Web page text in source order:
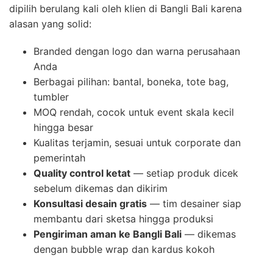
dipilih berulang kali oleh klien di Bangli Bali karena
alasan yang solid:
Branded dengan logo dan warna perusahaan
Anda
Berbagai pilihan: bantal, boneka, tote bag,
tumbler
MOQ rendah, cocok untuk event skala kecil
hingga besar
Kualitas terjamin, sesuai untuk corporate dan
pemerintah
Quality control ketat — setiap produk dicek
sebelum dikemas dan dikirim
Konsultasi desain gratis — tim desainer siap
membantu dari sketsa hingga produksi
Pengiriman aman ke Bangli Bali — dikemas
dengan bubble wrap dan kardus kokoh